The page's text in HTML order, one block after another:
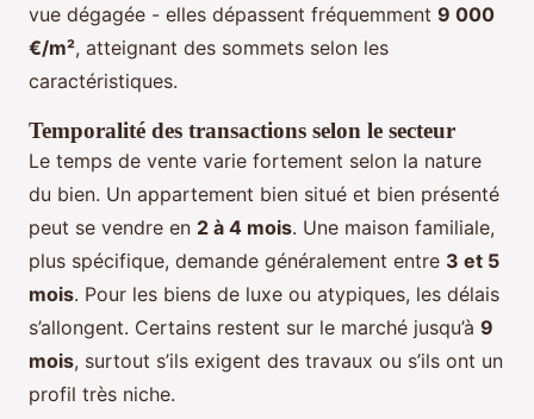
vue dégagée - elles dépassent fréquemment 9 000
€/m², atteignant des sommets selon les
caractéristiques.
Temporalité des transactions selon le secteur
Le temps de vente varie fortement selon la nature
du bien. Un appartement bien situé et bien présenté
peut se vendre en 2 à 4 mois. Une maison familiale,
plus spécifique, demande généralement entre 3 et 5
mois. Pour les biens de luxe ou atypiques, les délais
s’allongent. Certains restent sur le marché jusqu’à 9
mois, surtout s’ils exigent des travaux ou s’ils ont un
profil très niche.